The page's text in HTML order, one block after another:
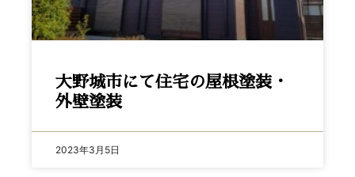
大野城市にて住宅の屋根塗装・
外壁塗装
2023年3月5日